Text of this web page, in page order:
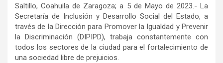
Saltillo, Coahuila de Zaragoza; a 5 de Mayo de 2023.- La
Secretaría de Inclusión y Desarrollo Social del Estado, a
través de la Dirección para Promover la Igualdad y Prevenir
la Discriminación (DIPIPD), trabaja constantemente con
todos los sectores de la ciudad para el fortalecimiento de
una sociedad libre de prejuicios.